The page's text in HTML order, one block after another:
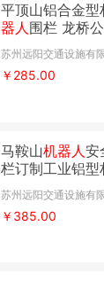
平顶山铝合金
器人围栏 龙桥
苏州远阳交通设施有
￥285.00
马鞍山机器人
栏订制工业铝
苏州远阳交通设施有
￥385.00